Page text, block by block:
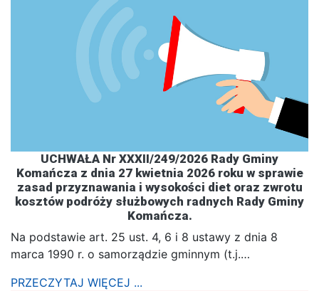
UCHWAŁA Nr XXXII/249/2026 Rady Gminy
Komańcza z dnia 27 kwietnia 2026 roku w sprawie
zasad przyznawania i wysokości diet oraz zwrotu
kosztów podróży służbowych radnych Rady Gminy
Komańcza.
Na podstawie art. 25 ust. 4, 6 i 8 ustawy z dnia 8
marca 1990 r. o samorządzie gminnym (t.j.…
PRZECZYTAJ WIĘCEJ ...